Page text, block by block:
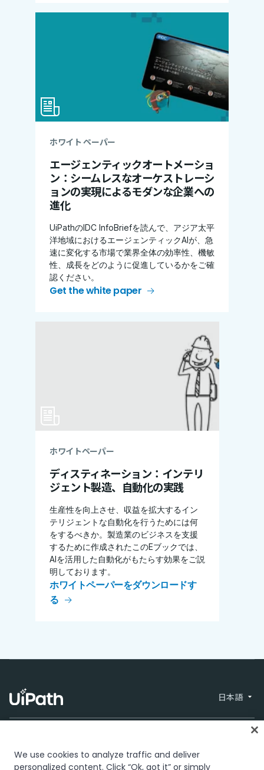
ホワイト ペーパー
エージェンティックオートメーショ
ン：シームレスなオーケストレーシ
ョンの実現によるモダンな企業への
進化
UiPathのIDC InfoBriefを読んで、アジア太平
洋地域におけるエージェンティックAIが、急
速に変化する市場で業界全体の効率性、機敏
性、成長をどのように促進しているかをご確
認ください。
Get the white paper
ホワイトペーパー
ディスティネーション：インテリ
ジェント製造、自動化の実践
生産性を向上させ、収益を拡大するイン
テリジェントな自動化を行うためには何
をするべきか。製造業のビジネスを支援
するために作成されたこのEブックでは、
AIを活用した自動化がもたらす効果をご説
明しております。
ホワイトペーパーをダウンロードす
る
日本語
We use cookies to analyze traffic and deliver
personalized content. Click “Ok, got it” or simply